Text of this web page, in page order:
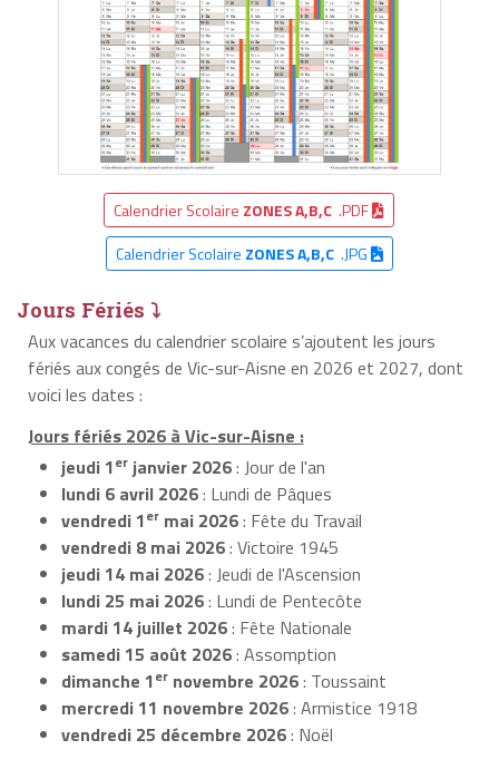
Calendrier Scolaire ZONES A,B,C .PDF
Calendrier Scolaire ZONES A,B,C.JPG
Jours Fériés ⤵
Aux vacances du calendrier scolaire s’ajoutent les jours
fériés aux congés de Vic-sur-Aisne en 2026 et 2027, dont
voici les dates :
Jours fériés 2026 à Vic-sur-Aisne :
jeudi 1er janvier 2026: Jour de l'an
lundi 6 avril 2026: Lundi de Pâques
vendredi 1er mai 2026: Fête du Travail
vendredi 8 mai 2026: Victoire 1945
jeudi 14 mai 2026: Jeudi de l'Ascension
lundi 25 mai 2026: Lundi de Pentecôte
mardi 14 juillet 2026: Fête Nationale
samedi 15 août 2026: Assomption
dimanche 1er novembre 2026: Toussaint
mercredi 11 novembre 2026: Armistice 1918
vendredi 25 décembre 2026: Noël